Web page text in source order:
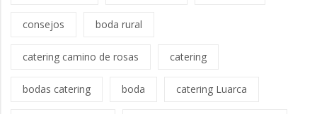
consejos boda rural
catering camino de rosas catering
bodas catering boda catering Luarca